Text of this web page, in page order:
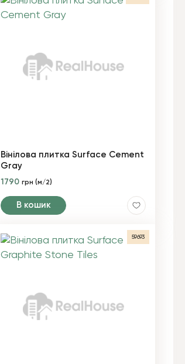
Вінілова плитка Surface Cement
Gray
1790грн (м/2)
В кошик
59693